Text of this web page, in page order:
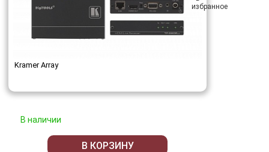
Kramer Array
В наличии
В КОРЗИНУ